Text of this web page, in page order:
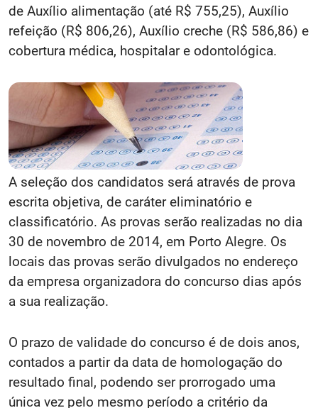
de Auxílio alimentação (até R$ 755,25), Auxílio
refeição (R$ 806,26), Auxílio creche (R$ 586,86) e
cobertura médica, hospitalar e odontológica.
A seleção dos candidatos será através de prova
escrita objetiva, de caráter eliminatório e
classificatório. As provas serão realizadas no dia
30 de novembro de 2014, em Porto Alegre. Os
locais das provas serão divulgados no endereço
da empresa organizadora do concurso dias após
a sua realização.
O prazo de validade do concurso é de dois anos,
contados a partir da data de homologação do
resultado final, podendo ser prorrogado uma
única vez pelo mesmo período a critério da